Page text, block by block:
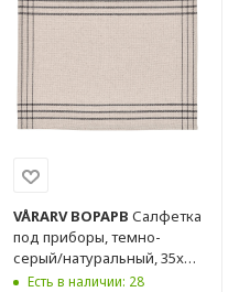
VÅRARV ВОРАРВ Салфетка
под приборы, темно-
серый/натуральный, 35x45
смЕсть в наличии: 28